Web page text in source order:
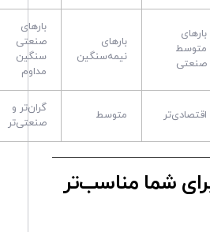
بارهای
متوسط
صنعتی
بارهای
نیمه‌سنگین
بارهای
صنعتی
سنگین
مداوم
اقتصادی‌تر متوسط
گران‌تر و
صنعتی‌تر
شما مناسب‌تر